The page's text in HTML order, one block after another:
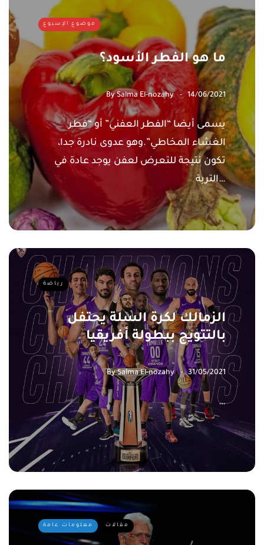
موضوع الإسبوع
ما هو الفطر الأسود؟
BySalma El-nozahy 14/06/2021
يسمى أيضا “الفطر العفني” أو “فطر
الغشاء المخاطي”.وهو عدوى نادرة جدا،
تكون نتيجة للتعرض لعفن يوجد عادة في
التربة…
رياضة
الزمالك لكرة السلة يحتفل
بالتتويج ببطولة أفريقيا
BySalma El-nozahy 31/05/2021
…
معلومات عامة مقالات